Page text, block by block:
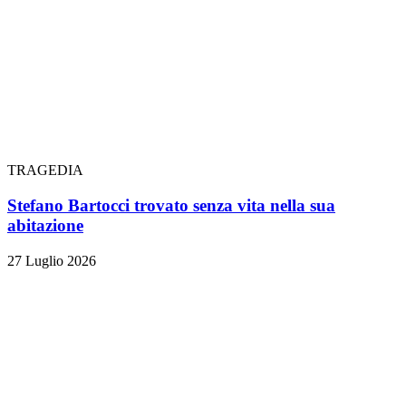
TRAGEDIA
Stefano Bartocci trovato senza vita nella sua
abitazione
27 Luglio 2026